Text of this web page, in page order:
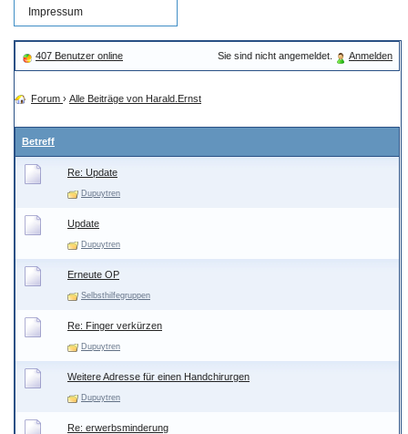
Impressum
407 Benutzer online Sie sind nicht angemeldet. Anmelden
Forum › Alle Beiträge von Harald.Ernst
Betreff
Re: Update
Dupuytren
Update
Dupuytren
Erneute OP
Selbsthilfegruppen
Re: Finger verkürzen
Dupuytren
Weitere Adresse für einen Handchirurgen
Dupuytren
Re: erwerbsminderung